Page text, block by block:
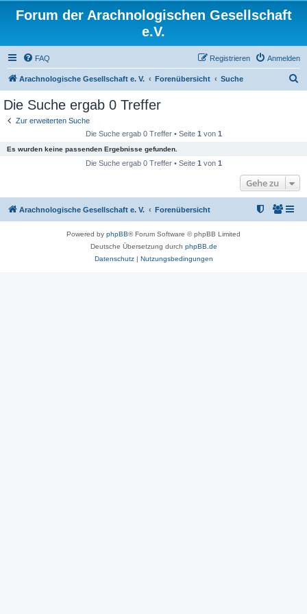
Forum der Arachnologischen Gesellschaft
e.V.
FAQ Anmelden
Registrieren
Arachnologische Gesellschaft e. V. Forenübersicht Suche
Die Suche ergab 0 Treffer
Zur erweiterten Suche
Die Suche ergab 0 Treffer • Seite 1 von 1
Es wurden keine passenden Ergebnisse gefunden.
Die Suche ergab 0 Treffer • Seite 1 von 1
Gehe zu
Arachnologische Gesellschaft e. V. Forenübersicht
Powered by phpBB® Forum Software © phpBB Limited
Deutsche Übersetzung durch phpBB.de
Datenschutz| Nutzungsbedingungen